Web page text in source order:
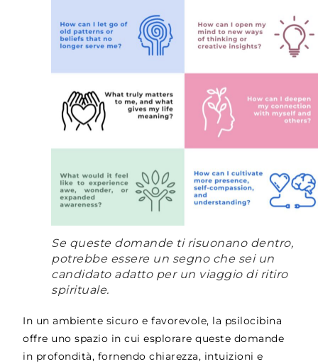
Se queste domande ti risuonano dentro,
potrebbe essere un segno che sei un
candidato adatto per un viaggio di ritiro
spirituale.
In un ambiente sicuro e favorevole, la psilocibina
offre uno spazio in cui esplorare queste domande
in profondità, fornendo chiarezza, intuizioni e